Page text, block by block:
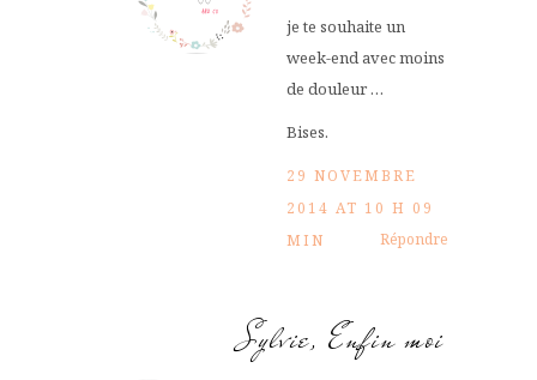
je te souhaite un
week-end avec moins
de douleur …
Bises.
29 NOVEMBRE
2014 AT 10 H 09
MIN
Répondre
Sylvie, Enfin moi